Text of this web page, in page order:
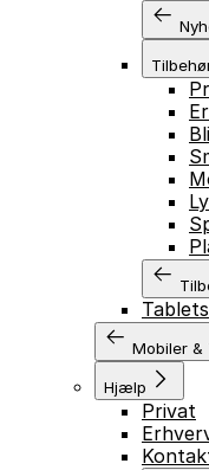
Tablets
Mobiler &
Hjælp
Privat